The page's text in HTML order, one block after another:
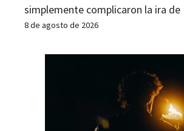
simplemente complicaron la ira de
8 de agosto de 2026